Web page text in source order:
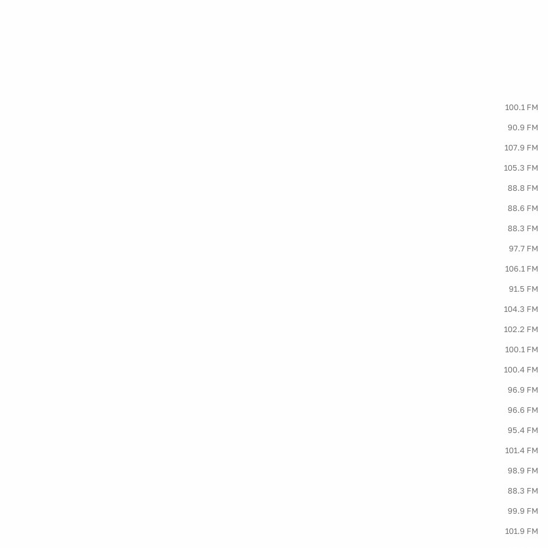
100.1 FM
90.9 FM
107.9 FM
105.3 FM
88.8 FM
88.6 FM
88.3 FM
97.7 FM
106.1 FM
91.5 FM
104.3 FM
102.2 FM
100.1 FM
100.4 FM
96.9 FM
96.6 FM
95.4 FM
101.4 FM
98.9 FM
88.3 FM
99.9 FM
101.9 FM